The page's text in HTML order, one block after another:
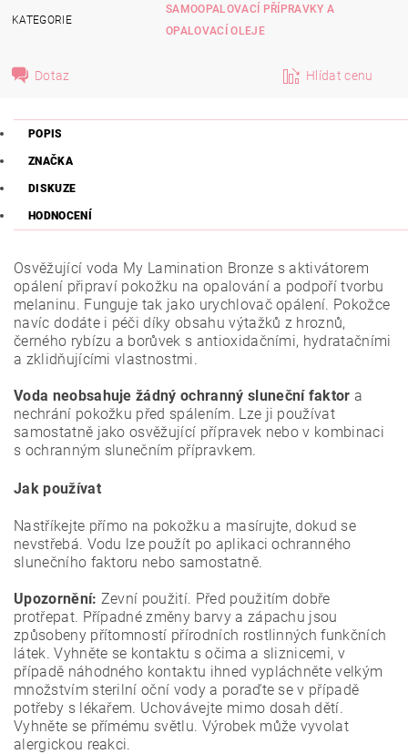
KATEGORIE
SAMOOPALOVACÍ PŘÍPRAVKY A
OPALOVACÍ OLEJE
Dotaz Hlídat cenu
POPIS
ZNAČKA
DISKUZE
HODNOCENÍ
Osvěžující voda My Lamination Bronze s aktivátorem
opálení připraví pokožku na opalování a podpoří tvorbu
melaninu. Funguje tak jako urychlovač opálení. Pokožce
navíc dodáte i péči díky obsahu výtažků z hroznů,
černého rybízu a borůvek s antioxidačními, hydratačními
a zklidňujícími vlastnostmi.
Voda neobsahuje žádný ochranný sluneční faktor a
nechrání pokožku před spálením. Lze ji používat
samostatně jako osvěžující přípravek nebo v kombinaci
s ochranným slunečním přípravkem.
Jak používat
Nastříkejte přímo na pokožku a masírujte, dokud se
nevstřebá. Vodu lze použít po aplikaci ochranného
slunečního faktoru nebo samostatně.
Upozornění: Zevní použití. Před použitím dobře
protřepat. Případné změny barvy a zápachu jsou
způsobeny přítomností přírodních rostlinných funkčních
látek. Vyhněte se kontaktu s očima a sliznicemi, v
případě náhodného kontaktu ihned vypláchněte velkým
množstvím sterilní oční vody a poraďte se v případě
potřeby s lékařem. Uchovávejte mimo dosah dětí.
Vyhněte se přímému světlu. Výrobek může vyvolat
alergickou reakci.